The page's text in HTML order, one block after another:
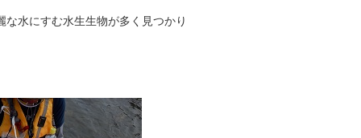
水にすむ水生生物が多く見つかり